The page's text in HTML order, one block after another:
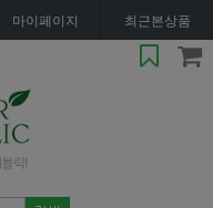
마이페이지 최근본상품